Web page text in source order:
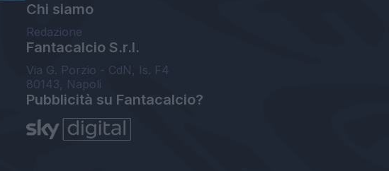
Chi siamo
Redazione
Fantacalcio S.r.l.
Via G. Porzio - CdN, Is. F4
80143, Napoli
Pubblicità su Fantacalcio?